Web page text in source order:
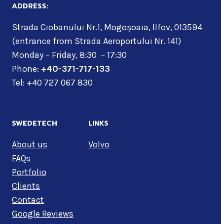
ADDRESS:
Strada Ciobanului Nr.1, Mogoșoaia, Ilfov, 013594
(entrance from Strada Aeroportului Nr. 141)
Monday – Friday, 8:30 – 17:30
Phone: +40-371-717-133
Tel: +40 727 067 830
SWEDETECH
About us
FAQs
Portfolio
Clients
Contact
Google Reviews
LINKS
Volvo